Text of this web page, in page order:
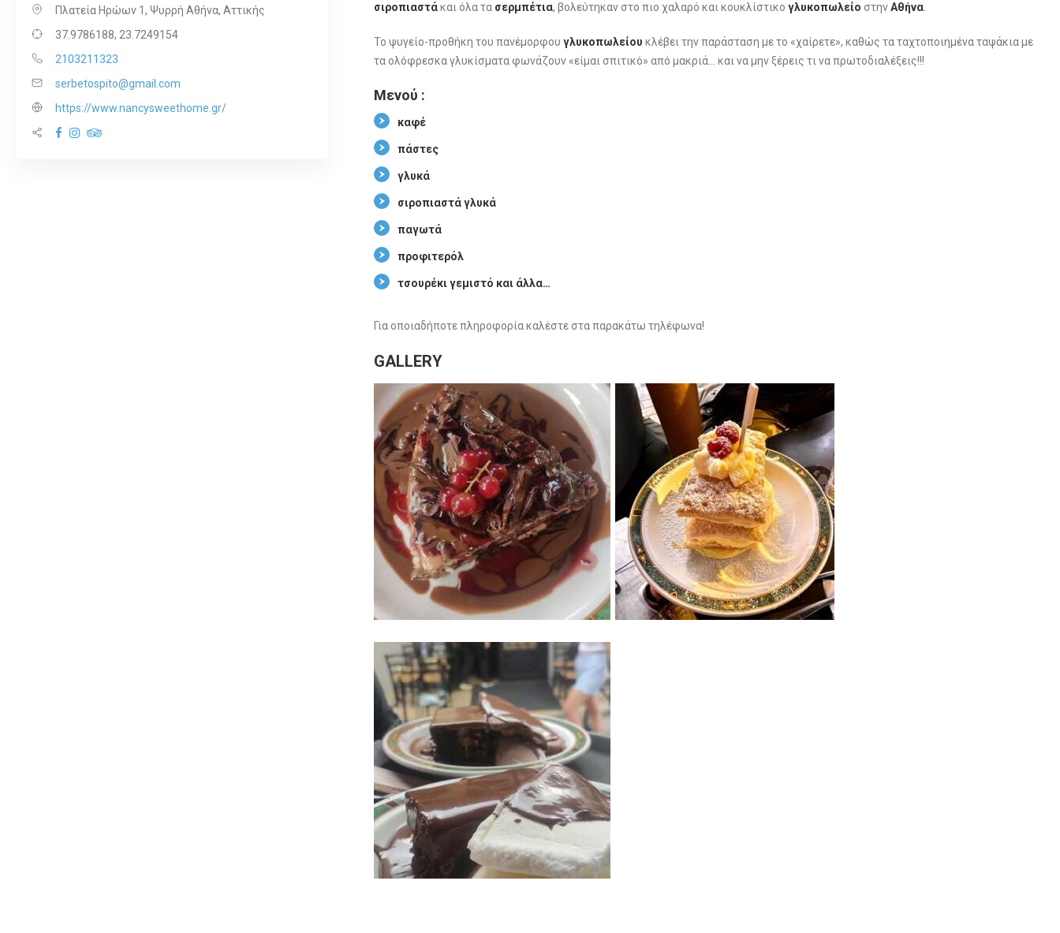
Πλατεία Ηρώων 1, Ψυρρή Αθήνα, Αττικής
37.9786188, 23.7249154
2103211323
serbetospito@gmail.com
https://www.nancysweethome.gr/
σιροπιαστάκαι όλα τα σερμπέτια, βολεύτηκαν στο πιο χαλαρό και κουκλίστικο γλυκοπωλείο στηνΑθήνα.
Το ψυγείο-προθήκη του πανέμορφου γλυκοπωλείου κλέβει την παράσταση με το «χαίρετε», καθώς τα ταχτοποιημένα ταψάκια με
τα ολόφρεσκα γλυκίσματα φωνάζουν «είμαι σπιτικό» από μακριά… και να μην ξέρεις τι να πρωτοδιαλέξεις!!!
Μενού :
καφέ
πάστες
γλυκά
σιροπιαστά γλυκά
παγωτά
προφιτερόλ
τσουρέκι γεμιστό και άλλα…
Για οποιαδήποτε πληροφορία καλέστε στα παρακάτω τηλέφωνα!
GALLERY